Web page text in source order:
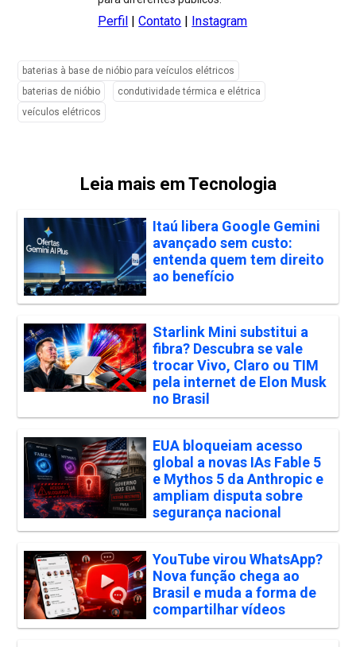
Perfil |Contato Instagram
baterias à base de nióbio para veículos elétricos
baterias de nióbio
condutividade térmica e elétrica
veículos elétricos
Leia mais em Tecnologia
Itaú libera Google Gemini
avançado sem custo:
entenda quem tem direito
ao benefício
Starlink Mini substitui a
fibra? Descubra se vale
trocar Vivo, Claro ou TIM
pela internet de Elon Musk
no Brasil
EUA bloqueiam acesso
global a novas IAs Fable 5
e Mythos 5 da Anthropic e
ampliam disputa sobre
segurança nacional
YouTube virou WhatsApp?
Nova função chega ao
Brasil e muda a forma de
compartilhar vídeos